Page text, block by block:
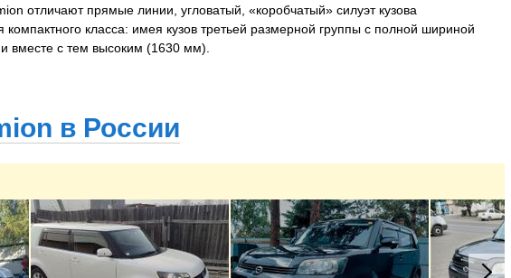
отличают прямые линии, угловатый, «коробчатый» силуэт кузова
класса: имея кузов третьей размерной группы с полной шириной
вместе с тем высоким (1630 мм).
— она также поднята высоко, что не просто делает салон очень уютным, а
подсветкой в потолке и аудиосистемой с девятью динамиками.
уникальным дизайном, в котором переплетены круглые детали и
оборудования: кондиционер с ручным управлением, электропривод
и телескопической регулировкой, тонированные стекла, задний
фары, легкосплавные колесные диски. Объем багажного отделения — 310 л,
Дополнительное пространство находится под полом багажника и под
в России